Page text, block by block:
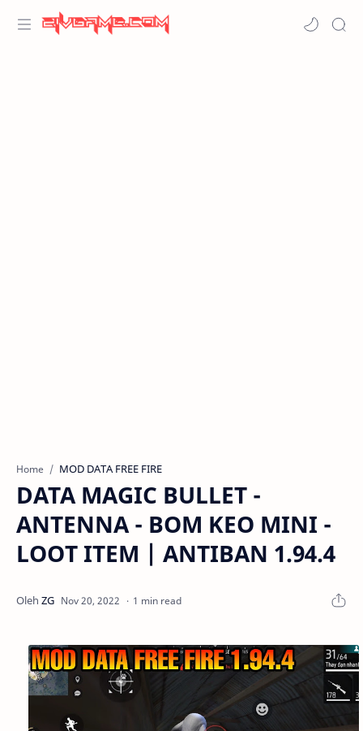
Home MOD DATA FREE FIRE
DATA MAGIC BULLET -
ANTENNA - BOM KEO MINI -
LOOT ITEM | ANTIBAN 1.94.4
1 min read